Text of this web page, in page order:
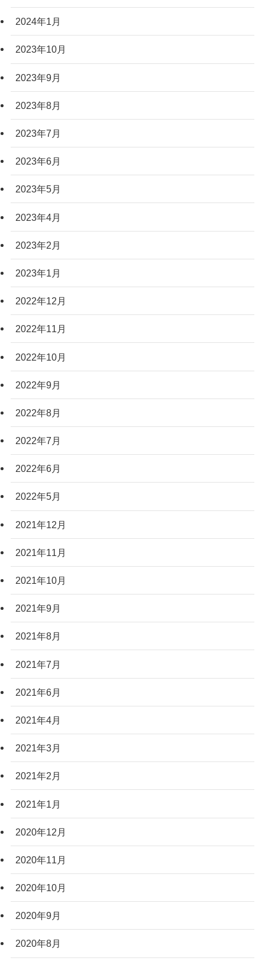
2024年1月
2023年10月
2023年9月
2023年8月
2023年7月
2023年6月
2023年5月
2023年4月
2023年2月
2023年1月
2022年12月
2022年11月
2022年10月
2022年9月
2022年8月
2022年7月
2022年6月
2022年5月
2021年12月
2021年11月
2021年10月
2021年9月
2021年8月
2021年7月
2021年6月
2021年4月
2021年3月
2021年2月
2021年1月
2020年12月
2020年11月
2020年10月
2020年9月
2020年8月